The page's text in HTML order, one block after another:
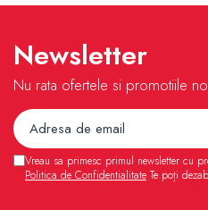
Newsletter
Nu rata ofertele si promotiile
Vreau sa primesc primul newsletter cu
Politica de Confidentialitate Te poți